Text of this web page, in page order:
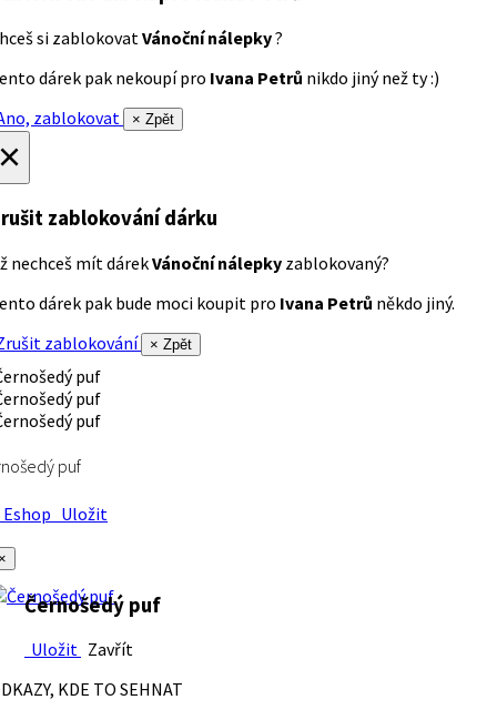
si zablokovatVánoční nálepky?
dárek pak nekoupí pro Ivana Petrů nikdo jiný než ty :)
zablokovat
× Zpět
zablokování dárku
nechceš mít dárekVánoční nálepky zablokovaný?
dárek pak bude moci koupit pro Ivana Petrů někdo jiný.
zablokování
× Zpět
puf
Uložit
Černošedý puf
Uložit Zavřít
KDE TO SEHNAT